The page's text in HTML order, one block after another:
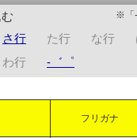
※「-
さ行 た行 な行
わ行 -゛゜
フリガナ